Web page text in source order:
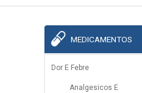
MEDICAMENTOS
Dor E Febre
Analgesicos E
EXCLUSIVAS.